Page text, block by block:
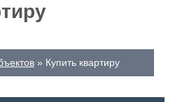
Купить квартиру